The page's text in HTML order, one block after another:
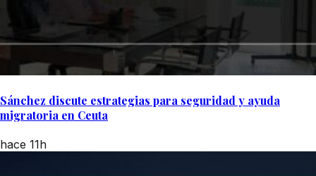
Sánchez discute estrategias para seguridad y ayuda
migratoria en Ceuta
hace 11h